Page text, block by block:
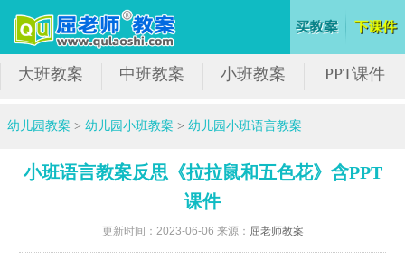
大班教案 中班教案 小班教案 PPT课件
幼儿园教案 >幼儿园小班教案 >幼儿园小班语言教案
小班语言教案反思《拉拉鼠和五色花》含PPT
课件
更新时间：2023-06-06 来源： 屈老师教案